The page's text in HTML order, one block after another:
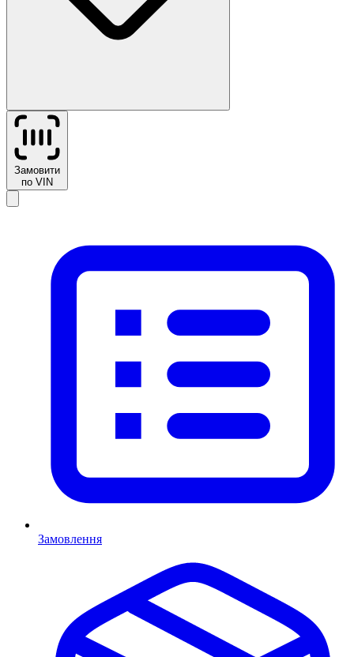
Замовити
по VIN
Замовлення